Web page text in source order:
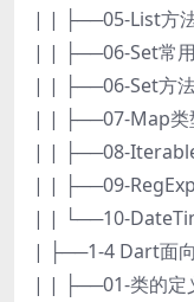
| | ├──05-List方
| | ├──06-Set常
| | ├──06-Set方
| | ├──07-Map类
| | ├──08-
| | ├──09-
| | └──10-
| ├──1-4 Dart面
| | ├──01-类的定